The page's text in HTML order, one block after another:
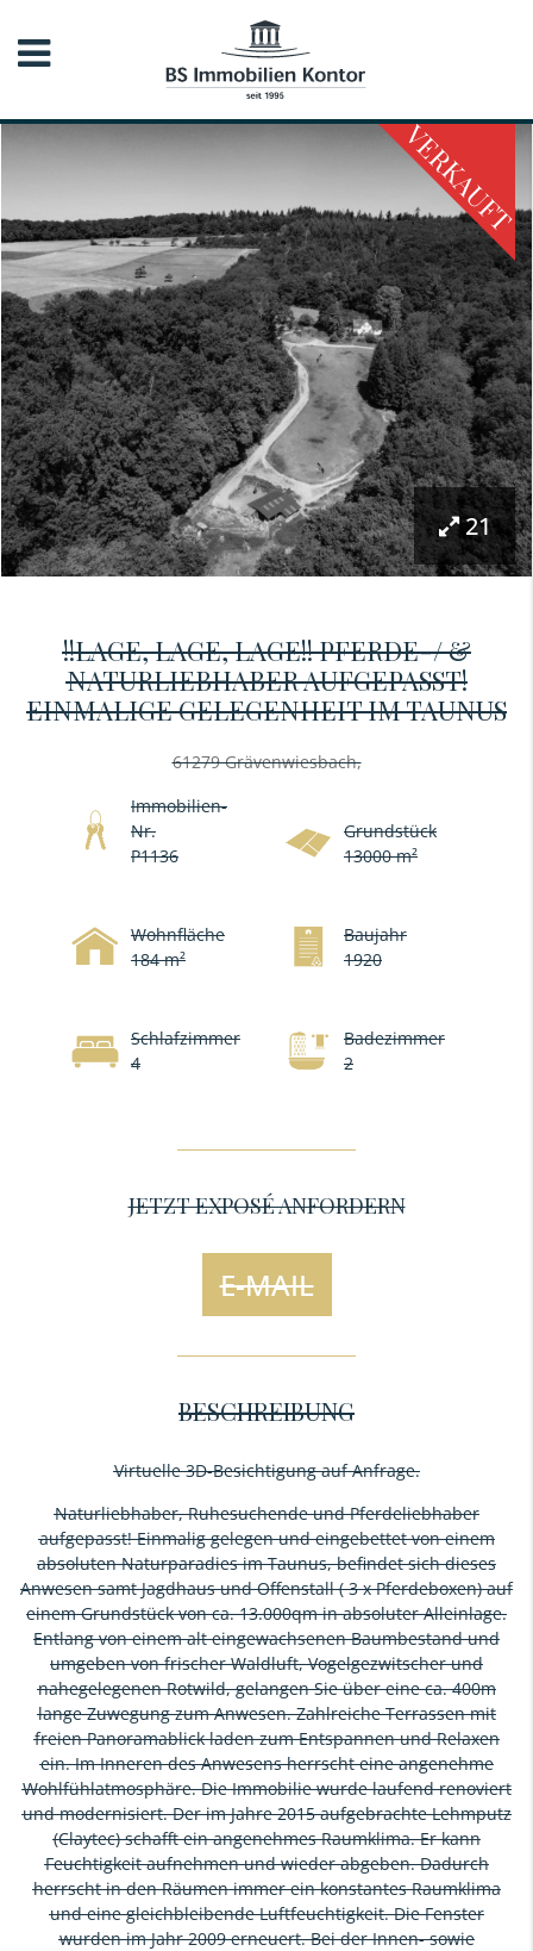
VERKAUFT
21
!!LAGE, LAGE, LAGE!! PFERDE-/ &
NATURLIEBHABER AUFGEPASST!
EINMALIGE GELEGENHEIT IM TAUNUS
61279 Grävenwiesbach,
Immobilien-
Nr.
P1136
Grundstück
13000 m²
Wohnfläche
184 m²
Baujahr
1920
Schlafzimmer
4
Badezimmer
2
JETZT EXPOSÉ ANFORDERN
E-MAIL
BESCHREIBUNG
Virtuelle 3D-Besichtigung auf Anfrage.
Naturliebhaber, Ruhesuchende und Pferdeliebhaber
aufgepasst! Einmalig gelegen und eingebettet von einem
absoluten Naturparadies im Taunus, befindet sich dieses
Anwesen samt Jagdhaus und Offenstall ( 3 x Pferdeboxen) auf
einem Grundstück von ca. 13.000qm in absoluter Alleinlage.
Entlang von einem alt eingewachsenen Baumbestand und
umgeben von frischer Waldluft, Vogelgezwitscher und
nahegelegenen Rotwild, gelangen Sie über eine ca. 400m
lange Zuwegung zum Anwesen. Zahlreiche Terrassen mit
freien Panoramablick laden zum Entspannen und Relaxen
ein. Im Inneren des Anwesens herrscht eine angenehme
Wohlfühlatmosphäre. Die Immobilie wurde laufend renoviert
und modernisiert. Der im Jahre 2015 aufgebrachte Lehmputz
(Claytec) schafft ein angenehmes Raumklima. Er kann
Feuchtigkeit aufnehmen und wieder abgeben. Dadurch
herrscht in den Räumen immer ein konstantes Raumklima
und eine gleichbleibende Luftfeuchtigkeit. Die Fenster
wurden im Jahr 2009 erneuert. Bei der Innen- sowie